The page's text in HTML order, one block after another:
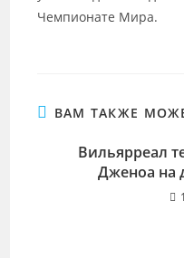
Чемпионате Мира.
ВАМ ТАКЖЕ
Вильярреал
Дженоа на